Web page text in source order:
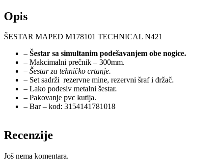
Opis
ŠESTAR MAPED M178101 TECHNICAL N421
– Šestar sa simultanim podešavanjem obe nogice.
– Makcimalni prečnik – 300mm.
– Šestar za tehničko crtanje.
– Set sadrži rezervne mine, rezervni šraf i držač.
– Lako podesiv metalni šestar.
– Pakovanje pvc kutija.
– Bar – kod: 3154141781018
Recenzije
Još nema komentara.